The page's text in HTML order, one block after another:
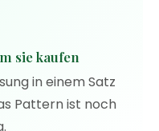
sie kaufen
in einem Satz
Pattern ist noch